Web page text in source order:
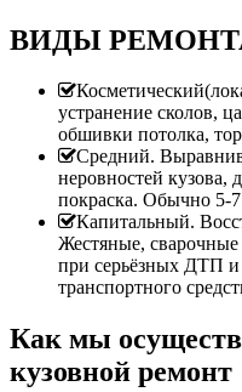
ВИДЫ
устранение сколов,
обшивки потолка,
Средний.
неровностей кузова,
покраска. Обычно 5-
Капитальный.
Жестяные,
при серьёзных ДТП
транспортного
Как мы
кузовной ремонт